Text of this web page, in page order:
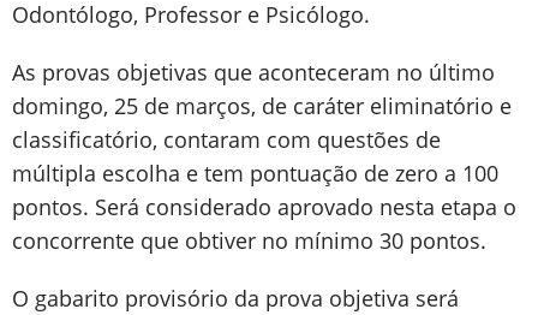
Odontólogo, Professor e Psicólogo.
As provas objetivas que aconteceram no último
domingo, 25 de marços, de caráter eliminatório e
classificatório, contaram com questões de
múltipla escolha e tem pontuação de zero a 100
pontos. Será considerado aprovado nesta etapa o
concorrente que obtiver no mínimo 30 pontos.
O gabarito provisório da prova objetiva será